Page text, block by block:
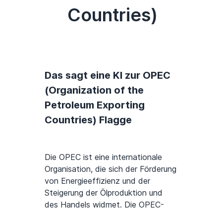
Countries)
Das sagt eine KI zur OPEC
(Organization of the
Petroleum Exporting
Countries) Flagge
Die OPEC ist eine internationale
Organisation, die sich der Förderung
von Energieeffizienz und der
Steigerung der Ölproduktion und
des Handels widmet. Die OPEC-